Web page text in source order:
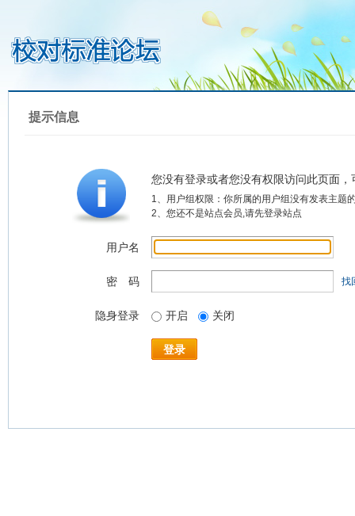
提示信息
您没有登录或者您没有权限访问此页面
1、用户组权限：你所属的用户组没有发表主题
2、您还不是站点会员,请先登录站点
用户名
密 码 找
隐身登录 开启 关闭
登录